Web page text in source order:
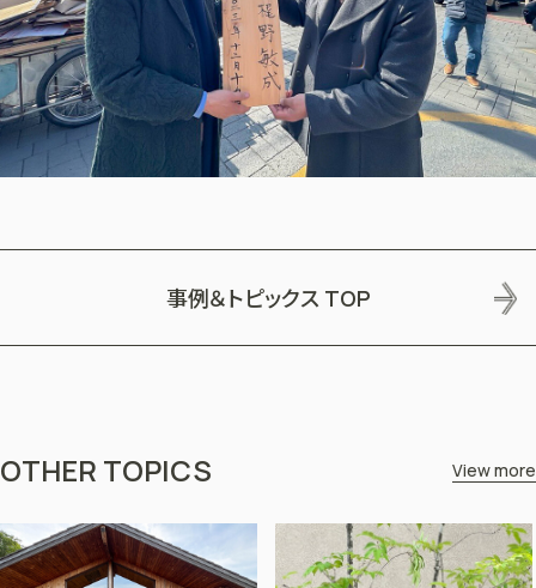
事例＆トピックス TOP
OTHER TOPICS View more